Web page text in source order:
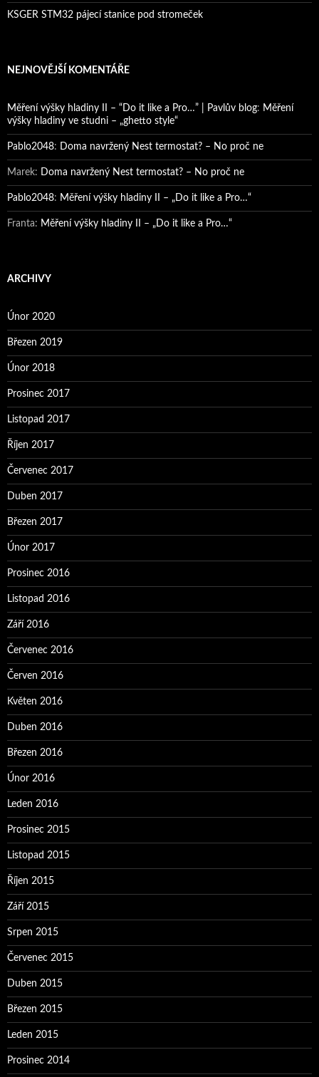
KSGER STM32 pájecí stanice pod stromeček
NEJNOVĚJŠÍ KOMENTÁŘE
Měření výšky hladiny II – “Do it like a Pro…” | Pavlův blog: Měření
výšky hladiny ve studni – „ghetto style“
Pablo2048: Doma navržený Nest termostat? – No proč ne
Marek: Doma navržený Nest termostat? – No proč ne
Pablo2048: Měření výšky hladiny II – „Do it like a Pro…“
Franta: Měření výšky hladiny II – „Do it like a Pro…“
ARCHIVY
Únor 2020
Březen 2019
Únor 2018
Prosinec 2017
Listopad 2017
Říjen 2017
Červenec 2017
Duben 2017
Březen 2017
Únor 2017
Prosinec 2016
Listopad 2016
Září 2016
Červenec 2016
Červen 2016
Květen 2016
Duben 2016
Březen 2016
Únor 2016
Leden 2016
Prosinec 2015
Listopad 2015
Říjen 2015
Září 2015
Srpen 2015
Červenec 2015
Duben 2015
Březen 2015
Leden 2015
Prosinec 2014